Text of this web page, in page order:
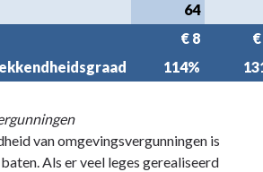
64
€ 8
114%
van omgevingsvergunningen is
Als er veel leges gerealiseerd